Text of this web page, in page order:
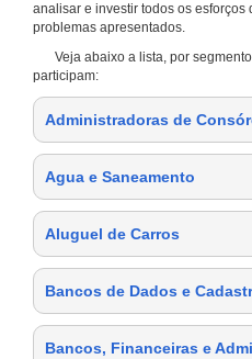
analisar e investir todos os
problemas apresentados.
Veja abaixo a lista, por
participam:
Administradoras de
Agua e Saneamento
Aluguel de Carros
Bancos de Dados e
Bancos, Financeiras e